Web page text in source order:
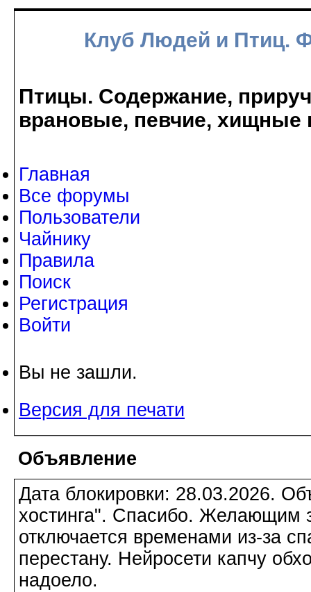
Клуб Людей и Птиц.
Птицы. Содержание,
врановые, певчие, хищные
Главная
Все форумы
Пользователи
Чайнику
Правила
Поиск
Регистрация
Войти
Вы не зашли.
Версия для печати
Объявление
Дата блокировки: 28.03.2026.
хостинга". Спасибо. Желающим
отключается временами из-за
перестану. Нейросети капчу
надоело.